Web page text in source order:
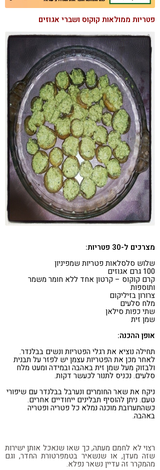
קורונה
טבעונות
פטריות ממולאות קוקוס ושברי אגוזים
מצרכים ל-30 פטריות:
שלוש סלסלאות פטריות שמפיניון
100 גרם אגוזים
קרם קוקוס – קרטון אחד ללא חומר משמר
ותוספות
צרורון בזיליקום
מלח סלעים
שתי כפות סילאן
שמן זית
אופן ההכנה:
תחילה נוציא את רגלי הפטריות ונשים בבלנדר.
לאחר מכן את הפטריות עצמן יש לפזר על תבנית
ולבזוק מעל שמן זית באהבה ובמידה ומעט מלח
סלעים. נכניס לתנור לכעשר דקות.
ניקח את שאר החומרים ונערבל בבלנדר עם שיפורי
טעם. ניתן להוסיף תבלינים ייחודיים אחרים.
כשהתערובת מוכנה נמלא כל פטריה ופטריה
באהבה.
רצוי לא לחמם מעתה, כך שאו שנאכל אותן ישירות
שזה מעדן, או שנשאיר בטמפרטורת החדר, וגם
מהמקרר זה עדיין נשאר נפלא.